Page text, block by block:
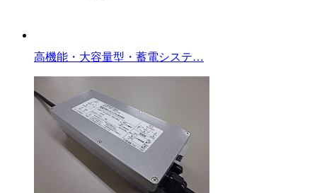
高機能・大容量型・蓄電システ…